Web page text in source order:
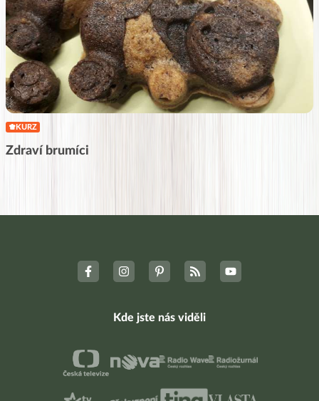
KURZ
Zdraví brumíci
Kde jste nás viděli